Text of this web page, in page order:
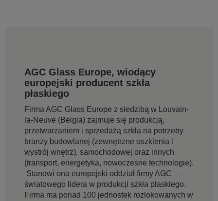
AGC Glass Europe, wiodący
europejski producent szkła
płaskiego
Firma AGC Glass Europe z siedzibą w Louvain-
la-Neuve (Belgia) zajmuje się produkcją,
przetwarzaniem i sprzedażą szkła na potrzeby
branży budowlanej (zewnętrzne oszklenia i
wystrój wnętrz), samochodowej oraz innych
(transport, energetyka, nowoczesne technologie).
Stanowi ona europejski oddział firmy AGC —
światowego lidera w produkcji szkła płaskiego.
Firma ma ponad 100 jednostek rozlokowanych w